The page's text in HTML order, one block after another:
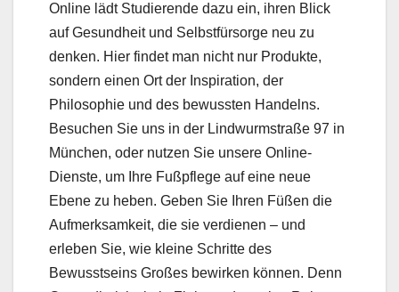
Online lädt Studierende dazu ein, ihren Blick
auf Gesundheit und Selbstfürsorge neu zu
denken. Hier findet man nicht nur Produkte,
sondern einen Ort der Inspiration, der
Philosophie und des bewussten Handelns.
Besuchen Sie uns in der Lindwurmstraße 97 in
München, oder nutzen Sie unsere Online-
Dienste, um Ihre Fußpflege auf eine neue
Ebene zu heben. Geben Sie Ihren Füßen die
Aufmerksamkeit, die sie verdienen – und
erleben Sie, wie kleine Schritte des
Bewusstseins Großes bewirken können. Denn